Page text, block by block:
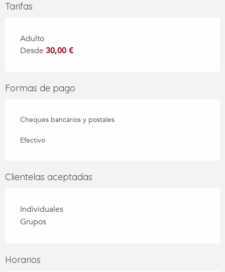
Tarifas
Adulto
Desde 30,00 €
Formas de pago
Cheques bancarios y postales
Efectivo
Clientelas aceptadas
Individuales
Grupos
Horarios